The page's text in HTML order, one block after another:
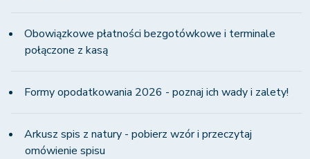
Obowiązkowe płatności bezgotówkowe i terminale
połączone z kasą
Formy opodatkowania 2026 - poznaj ich wady i zalety!
Arkusz spis z natury - pobierz wzór i przeczytaj
omówienie spisu